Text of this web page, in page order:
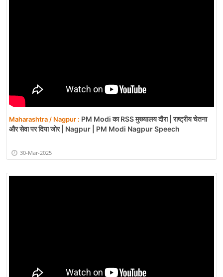
Maharashtra / Nagpur : PM Modi का RSS मुख्यालय दौरा | राष्ट्रीय चेतना
और सेवा पर दिया जोर | Nagpur | PM Modi Nagpur Speech
30-Mar-2025